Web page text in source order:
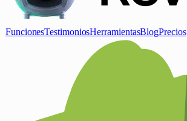
FuncionesTestimoniosHerramientasBlogPrecios